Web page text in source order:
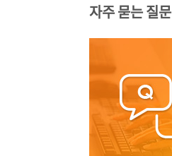
자주 묻는 질문